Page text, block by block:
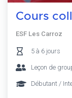
Cours
ESF Les Carroz
5 à 6 jours
Leçon de
Débutant /